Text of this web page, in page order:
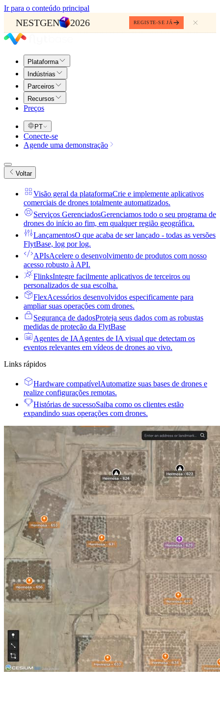
Ir para o conteúdo principal
NESTGEN 2026 REGISTE-SE JÁ
Plataforma
Indústrias
Parceiros
Recursos
Preços
PT
Conecte-se
Agende uma demonstração
Voltar
Visão geral da plataformaCrie e implemente aplicativos
comerciais de drones totalmente automatizados.
Serviços GerenciadosGerenciamos todo o seu programa de
drones do início ao fim, em qualquer região geográfica.
LançamentosO que acaba de ser lançado - todas as versões
FlytBase, log por log.
APIsAcelere o desenvolvimento de produtos com nosso
acesso robusto à API.
FlinksIntegre facilmente aplicativos de terceiros ou
personalizados de sua escolha.
FlexAcessórios desenvolvidos especificamente para
ampliar suas operações com drones.
Segurança de dadosProteja seus dados com as robustas
medidas de proteção da FlytBase
Agentes de IAAgentes de IA visual que detectam os
eventos relevantes em vídeos de drones ao vivo.
Links rápidos
Hardware compatívelAutomatize suas bases de drones e
realize configurações remotas.
Histórias de sucessoSaiba como os clientes estão
expandindo suas operações com drones.